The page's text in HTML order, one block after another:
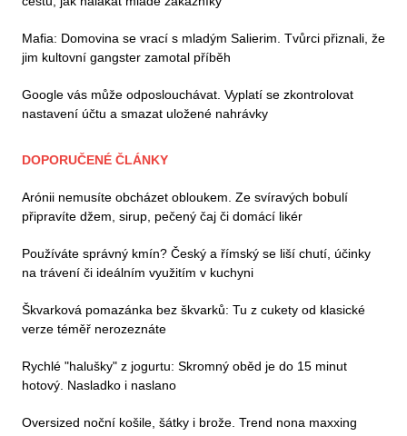
Mafia: Domovina se vrací s mladým Salierim. Tvůrci přiznali, že
jim kultovní gangster zamotal příběh
Google vás může odposlouchávat. Vyplatí se zkontrolovat
nastavení účtu a smazat uložené nahrávky
DOPORUČENÉ ČLÁNKY
Arónii nemusíte obcházet obloukem. Ze svíravých bobulí
připravíte džem, sirup, pečený čaj či domácí likér
Používáte správný kmín? Český a římský se liší chutí, účinky
na trávení či ideálním využitím v kuchyni
Škvarková pomazánka bez škvarků: Tu z cukety od klasické
verze téměř nerozeznáte
Rychlé "halušky" z jogurtu: Skromný oběd je do 15 minut
hotový. Nasladko i naslano
Oversized noční košile, šátky i brože. Trend nona maxxing